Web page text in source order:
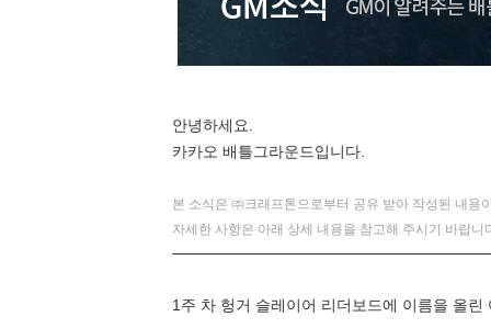
안녕하세요.
카카오 배틀그라운드입니다.
본 소식은 ㈜크래프톤으로부터 공유 받아 작성된 내용
자세한 사항은 아래 상세 내용을 참고해 주시기 바랍니
1주 차 헝거 슬레이어 리더보드에 이름을 올